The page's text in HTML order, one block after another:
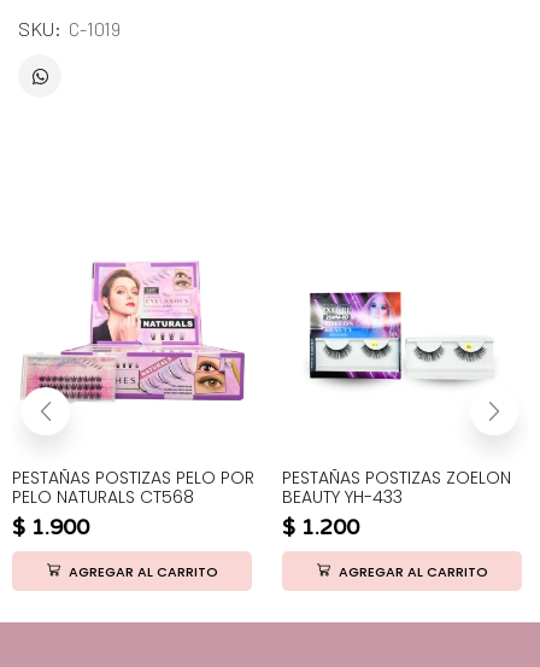
SKU: C-1019
PESTAÑAS POSTIZAS PELO POR
PELO NATURALS CT568
$ 1.900
AGREGAR AL CARRITO
PESTAÑAS POSTIZAS ZOELON
BEAUTY YH-433
$ 1.200
AGREGAR AL CARRITO